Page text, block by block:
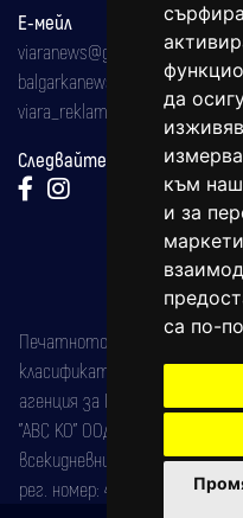
да
към
и за
са по-
Е-мейл
viaranews@gmail.com
balgarkanews@gmail.com
viara_reklama@mail.bg
Следвайте ни:
Печатното издание на
класификатор на печатните
агенция за ISSN) под номер:
"АВС КО" ООД е притежател
всекидневник на югозападна
рег. номер: 47857/11.05.2004